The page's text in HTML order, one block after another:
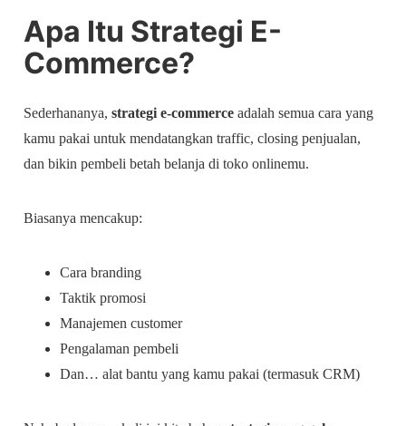
Apa Itu Strategi E-
Commerce?
Sederhananya,strategi e-commerce adalah semua cara yang
kamu pakai untuk mendatangkan traffic, closing penjualan,
dan bikin pembeli betah belanja di toko onlinemu.
Biasanya mencakup:
Cara branding
Taktik promosi
Manajemen customer
Pengalaman pembeli
Dan… alat bantu yang kamu pakai (termasuk CRM)